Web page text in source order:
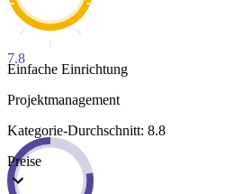
7.8
Einfache Einrichtung
Projektmanagement
Kategorie-Durchschnitt: 8.8
Preise